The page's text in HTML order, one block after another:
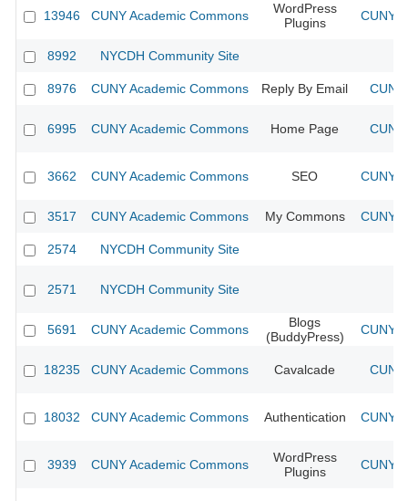
13946 CUNY Academic Commons
WordPress
Plugins
CUNY
8992 NYCDH Community Site
8976 CUNY Academic Commons Reply By Email
6995 CUNY Academic Commons Home Page
3662 CUNY Academic Commons SEO CUNY
3517 CUNY Academic Commons My Commons CUNY
2574 NYCDH Community Site
2571 NYCDH Community Site
5691 CUNY Academic Commons
Blogs
(BuddyPress)
CUNY
18235 CUNY Academic Commons Cavalcade
18032 CUNY Academic Commons Authentication CUNY
3939 CUNY Academic Commons
WordPress
Plugins
CUNY